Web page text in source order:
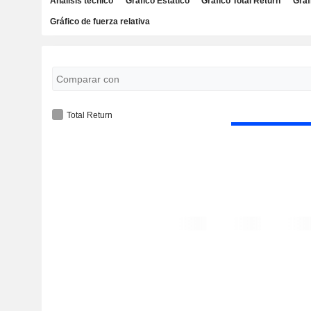
Gráfico de fuerza relativa
Total Return